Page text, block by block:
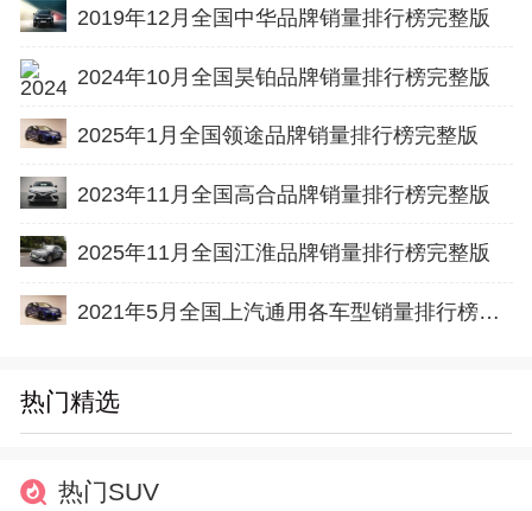
2019年12月全国中华品牌销量排行榜完整版
2024年10月全国昊铂品牌销量排行榜完整版
2025年1月全国领途品牌销量排行榜完整版
2023年11月全国高合品牌销量排行榜完整版
2025年11月全国江淮品牌销量排行榜完整版
2021年5月全国上汽通用各车型销量排行榜完整版
热门精选
热门SUV